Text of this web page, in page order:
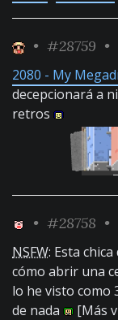
• #28759 •
2080 - My
decepcionará a
retros
• #28758 •
NSFW: Esta chica
cómo abrir una
lo he visto como
de nada
[Más